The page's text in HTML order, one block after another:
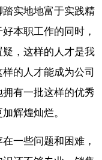
实地地富于实践精
本职工作的同时，
，这样的人才是我
的人才能成为公司
有一批这样的优秀
辉煌灿烂。
一些问题和困难，